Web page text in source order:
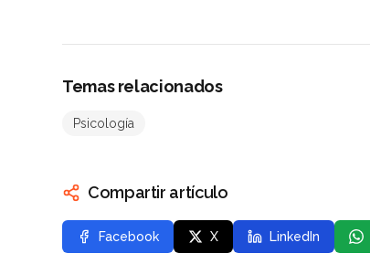
Temas relacionados
Psicología
Compartir artículo
Facebook X LinkedIn